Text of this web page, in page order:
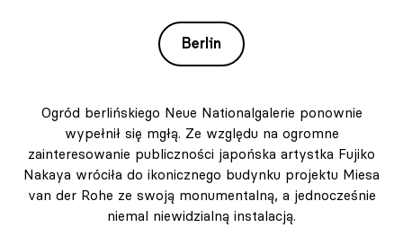
Berlin
Ogród berlińskiego Neue Nationalgalerie ponownie
wypełnił się mgłą. Ze względu na ogromne
zainteresowanie publiczności japońska artystka Fujiko
Nakaya wróciła do ikonicznego budynku projektu Miesa
van der Rohe ze swoją monumentalną, a jednocześnie
niemal niewidzialną instalacją.